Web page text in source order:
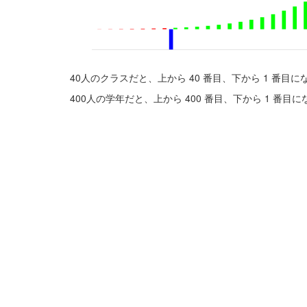
40人のクラスだと、上から 40 番目、下から 1 番目に
400人の学年だと、上から 400 番目、下から 1 番目に